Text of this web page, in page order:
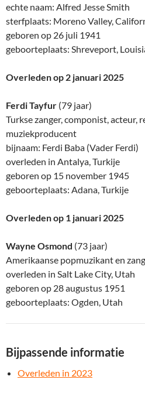
echte naam: Alfred Jesse Smith
sterfplaats: Moreno Valley,
geboren op 26 juli 1941
geboorteplaats: Shreveport,
Overleden op 2 januari 2025
Ferdi Tayfur (79 jaar)
Turkse zanger, componist, acteur,
muziekproducent
bijnaam: Ferdi Baba (Vader Ferdi)
overleden in Antalya, Turkije
geboren op 15 november 1945
geboorteplaats: Adana, Turkije
Overleden op 1 januari 2025
Wayne Osmond (73 jaar)
Amerikaanse popmuzikant en
overleden in Salt Lake City, Utah
geboren op 28 augustus 1951
geboorteplaats: Ogden, Utah
Bijpassende informatie
Overleden in 2023